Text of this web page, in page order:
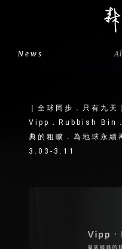
News
｜全球同步．只有九天
Vipp．Rubbish Bin
典的粗曠．為地球永續
3.03-3.11